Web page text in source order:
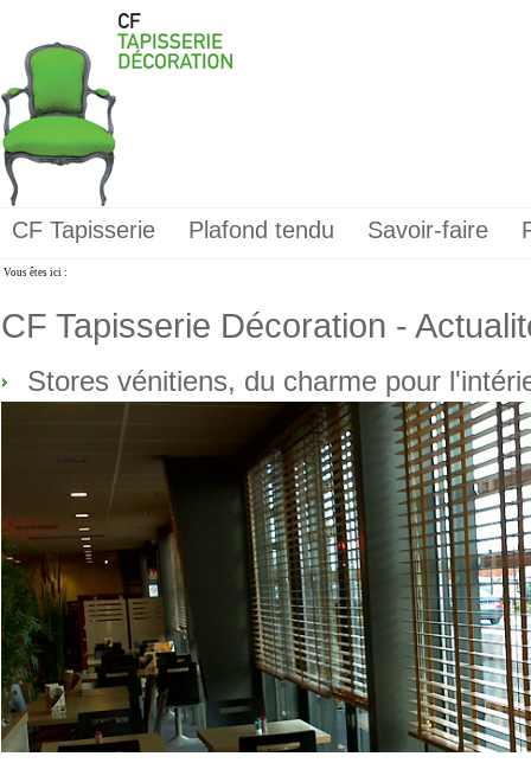
CF Tapisserie Plafond tendu Savoir-faire
Vous êtes ici :
CF Tapisserie Décoration -
Stores vénitiens, du charme pour